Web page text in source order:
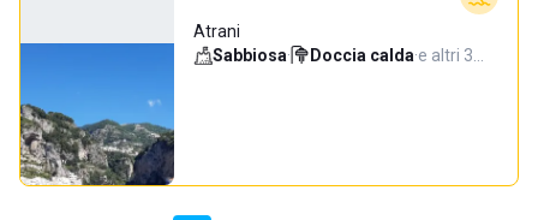
Atrani
Sabbiosa· Doccia calda·e altri 3…